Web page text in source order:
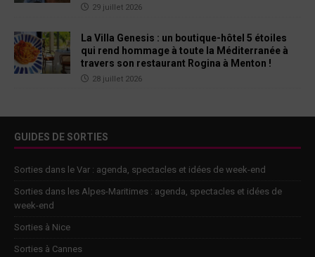
29 juillet 2026
La Villa Genesis : un boutique-hôtel 5 étoiles
qui rend hommage à toute la Méditerranée à
travers son restaurant Rogina à Menton !
28 juillet 2026
GUIDES DE SORTIES
Sorties dans le Var : agenda, spectacles et idées de week-end
Sorties dans les Alpes-Maritimes : agenda, spectacles et idées de
week-end
Sorties à Nice
Sorties à Cannes